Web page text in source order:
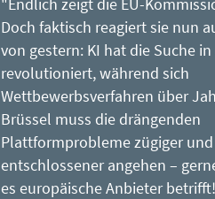
Doch faktisch reagiert sie nun
von gestern: KI hat die Suche
revolutioniert, während sich
Wettbewerbsverfahren über
Brüssel muss die drängenden
Plattformprobleme zügiger und
entschlossener angehen –
es europäische Anbieter